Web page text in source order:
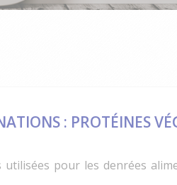
: PROTÉINES
pour les denrées